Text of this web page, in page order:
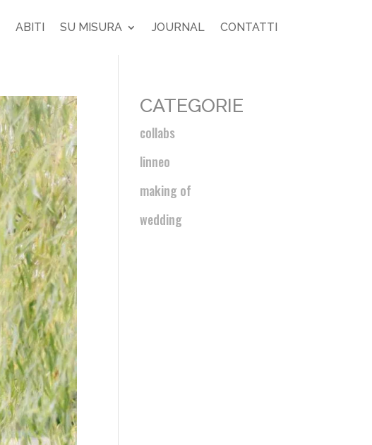
ABITI SU MISURA JOURNAL CONTATTI
CATEGORIE
collabs
linneo
making of
wedding